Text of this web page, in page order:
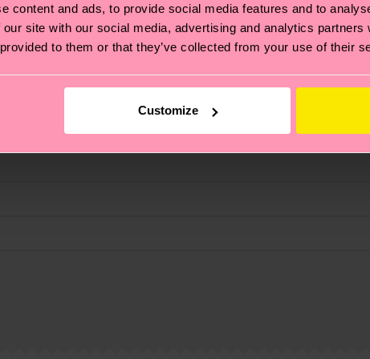
content and ads, to provide social media features and to
site with our social media, advertising and analytics partners
to them or that they’ve collected from your use of their
Customize
– es geht auch um eine ethische Lieferkette, die